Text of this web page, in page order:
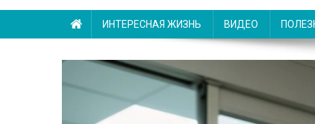
ИНТЕРЕСНАЯ ЖИЗНЬ ВИДЕО